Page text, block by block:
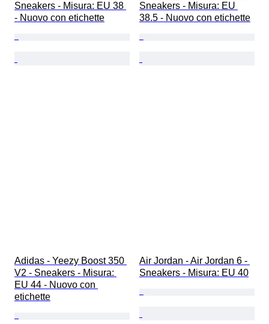
Sneakers - Misura: EU 38
- Nuovo con etichette
Sneakers - Misura: EU
38.5 - Nuovo con etichette
Adidas - Yeezy Boost 350
V2 - Sneakers - Misura:
EU 44 - Nuovo con
etichette
Air Jordan - Air Jordan 6 -
Sneakers - Misura: EU 40